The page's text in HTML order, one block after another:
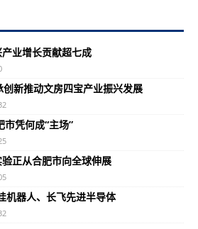
业增长贡献超七成
新推动文房四宝产业振兴发展
市凭何成“主场”
正从合肥市向全球伸展
机器人、长飞先进半导体